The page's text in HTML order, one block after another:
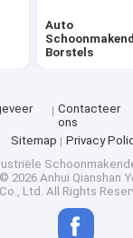
Borstels
Rolborstel
Auto
Borstels
Contacteer
ons
Sitemap
Privacy
2026 Anhui Qianshan
Co., Ltd. All Rights